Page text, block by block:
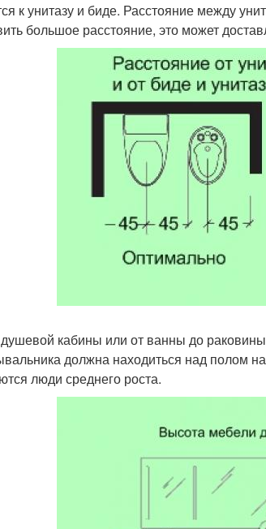
к унитазу и биде. Расстояние между
большое расстояние, это может
душевой кабины или от ванны до
должна находиться над полом
люди среднего роста.